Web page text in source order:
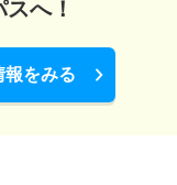
へ！
報をみる